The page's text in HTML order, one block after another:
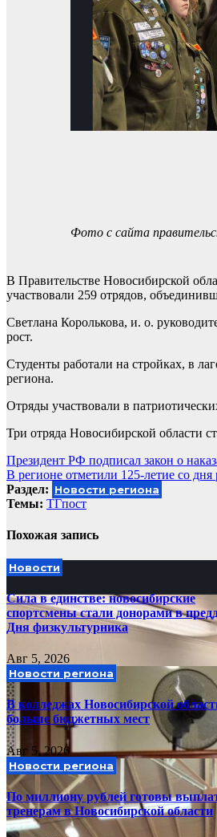
Фото с сайта
В Правительстве Новосибирской
участвовали 259 отрядов,
Светлана Королькова, и. о.
рост.
Студенты работали на стройках, в
региона.
Отряды участвовали в
Три отряда Новосибирской области
Навигация
по
записям
Президент РФ подписал закон о
В регионе отметили 125-летие со
Раздел: Новости региона
Темы: ТГпост
Похожая запись
Новости
Сила в единстве: новосибирские
спортсмены стали донорами в
Дня физкультурника
Авг 5, 2026
Новости региона
В колледжах Новосибирской
больше бюджетных мест
Авг 5, 2026
Новости региона
По миллиону рублей готовы
тренерам в Новосибирской области